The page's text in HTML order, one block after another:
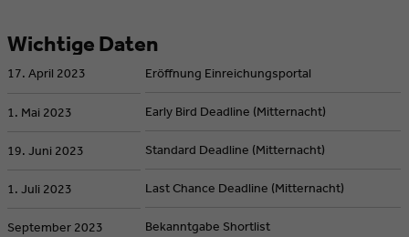
Wichtige Daten
Eröffnung Einreichungsportal
Early Bird Deadline (Mitternacht)
Standard Deadline (Mitternacht)
Last Chance Deadline (Mitternacht)
Bekanntgabe Shortlist
17. April 2023
1. Mai 2023
19. Juni 2023
1. Juli 2023
September 2023